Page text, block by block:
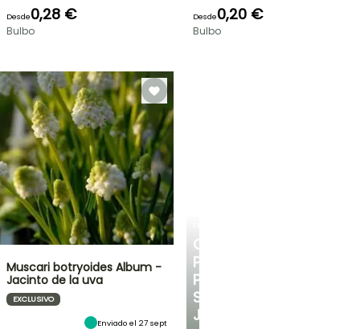
CONSEJOS
PERSONALIZADOS
PARA
SU
JARDÍN
Desde0,28 €
Bulbo
Desde0,20 €
Bulbo
Muscari botryoides Album -
Jacinto de la uva
EXCLUSIVO
Enviado el 27 sept